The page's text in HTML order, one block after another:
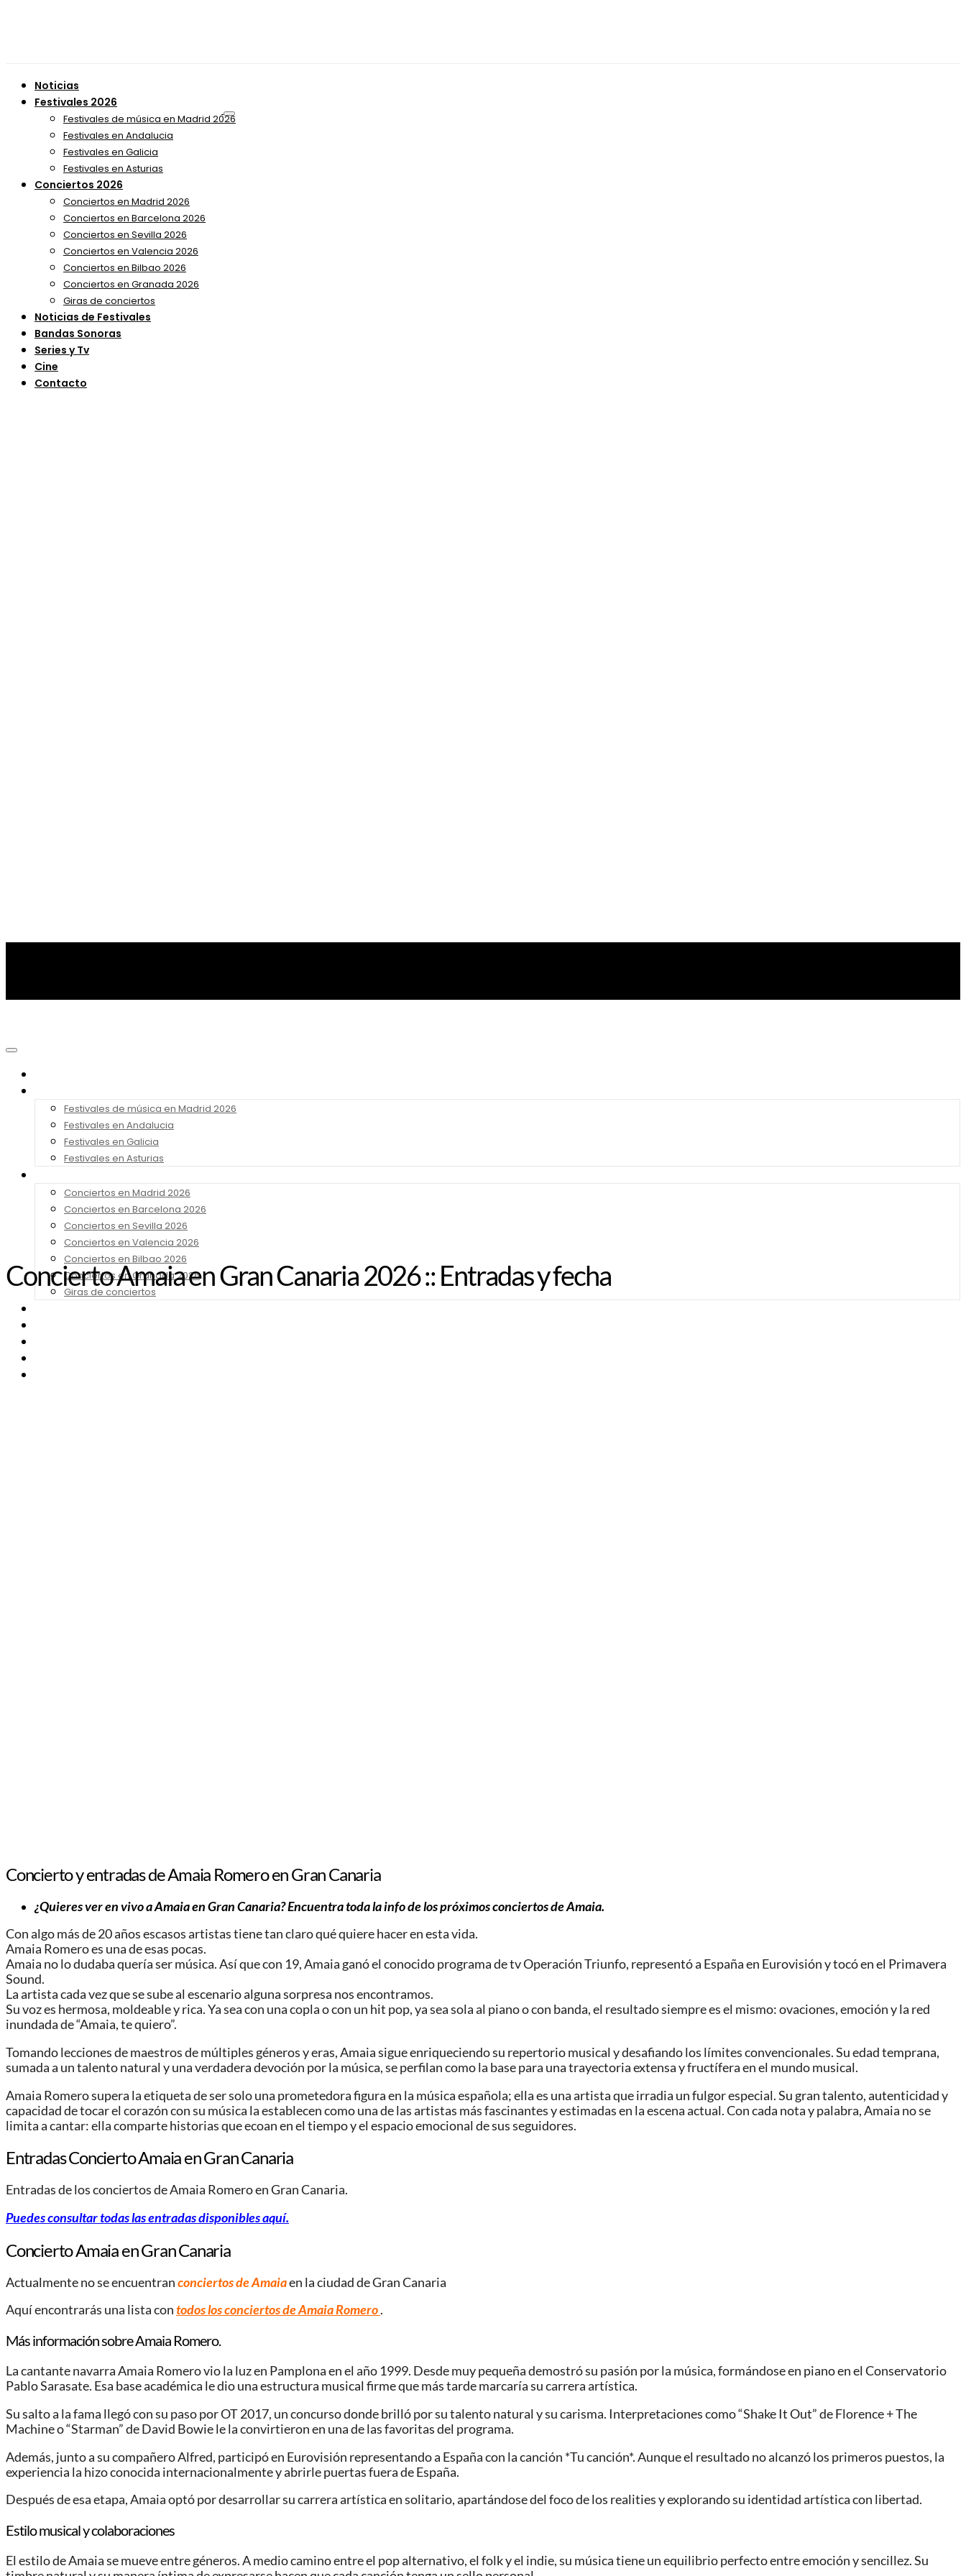
Noticias
Festivales 2026
Festivales de música en Madrid 2026
Festivales en Andalucia
Festivales en Galicia
Festivales en Asturias
Conciertos 2026
Conciertos en Madrid 2026
Conciertos en Barcelona 2026
Conciertos en Sevilla 2026
Conciertos en Valencia 2026
Conciertos en Bilbao 2026
Conciertos en Granada 2026
Giras de conciertos
Noticias de Festivales
Bandas Sonoras
Series y Tv
Cine
Contacto
Festivales de música en Madrid 2026
Festivales en Andalucia
Festivales en Galicia
Festivales en Asturias
Conciertos en Madrid 2026
Conciertos en Barcelona 2026
Conciertos en Sevilla 2026
Conciertos en Valencia 2026
Conciertos en Bilbao 2026
Conciertos en Granada 2026
Giras de conciertos
Concierto Amaia en Gran Canaria 2026 :: Entradas y fecha
Concierto y entradas de Amaia Romero en Gran Canaria
¿Quieres ver en vivo a Amaia en Gran Canaria? Encuentra toda la info de los próximos conciertos de Amaia.
Con algo más de 20 años escasos artistas tiene tan claro qué quiere hacer en esta vida.
Amaia Romero es una de esas pocas.
Amaia no lo dudaba quería ser música. Así que con 19, Amaia ganó el conocido programa de tv Operación Triunfo, representó a España en Eurovisión y tocó en el Primavera
Sound.
La artista cada vez que se sube al escenario alguna sorpresa nos encontramos.
Su voz es hermosa, moldeable y rica. Ya sea con una copla o con un hit pop, ya sea sola al piano o con banda, el resultado siempre es el mismo: ovaciones, emoción y la red
inundada de “Amaia, te quiero”.
Tomando lecciones de maestros de múltiples géneros y eras, Amaia sigue enriqueciendo su repertorio musical y desafiando los límites convencionales. Su edad temprana,
sumada a un talento natural y una verdadera devoción por la música, se perfilan como la base para una trayectoria extensa y fructífera en el mundo musical.
Amaia Romero supera la etiqueta de ser solo una prometedora figura en la música española; ella es una artista que irradia un fulgor especial. Su gran talento, autenticidad y
capacidad de tocar el corazón con su música la establecen como una de las artistas más fascinantes y estimadas en la escena actual. Con cada nota y palabra, Amaia no se
limita a cantar: ella comparte historias que ecoan en el tiempo y el espacio emocional de sus seguidores.
Entradas Concierto Amaia en Gran Canaria
Entradas de los conciertos de Amaia Romeroen Gran Canaria.
Puedes consultar todas las entradas disponibles aquí.
Concierto Amaiaen Gran Canaria
Actualmente no se encuentranconciertos de Amaiaen la ciudad deGran Canaria
Aquí encontrarás una lista contodos los conciertos de Amaia Romero.
Más información sobre Amaia Romero.
La cantante navarra Amaia Romero vio la luz en Pamplona en el año 1999. Desde muy pequeña demostró su pasión por la música, formándose en piano en el Conservatorio
Pablo Sarasate. Esa base académica le dio una estructura musical firme que más tarde marcaría su carrera artística.
Su salto a la fama llegó con su paso por OT 2017, un concurso donde brilló por su talento natural y su carisma. Interpretaciones como “Shake It Out” de Florence + The
Machine o “Starman” de David Bowie le la convirtieron en una de las favoritas del programa.
Además, junto a su compañero Alfred, participó en Eurovisión representando a España con la canción *Tu canción*. Aunque el resultado no alcanzó los primeros puestos, la
experiencia la hizo conocida internacionalmente y abrirle puertas fuera de España.
Después de esa etapa, Amaia optó por desarrollar su carrera artística en solitario, apartándose del foco de los realities y explorando su identidad artística con libertad.
Estilo musical y colaboraciones
El estilo de Amaia se mueve entre géneros. A medio camino entre el pop alternativo, el folk y el indie, su música tiene un equilibrio perfecto entre emoción y sencillez. Su